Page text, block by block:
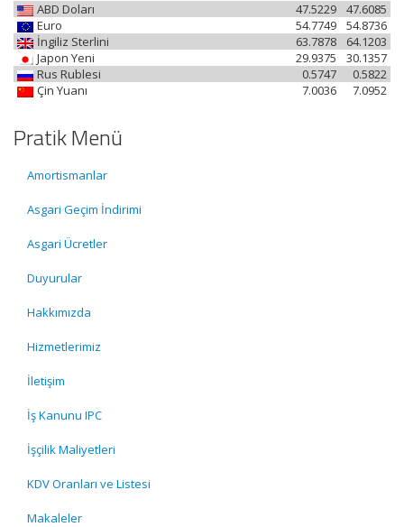
ABD Doları 47.6085
47.5229
Euro
54.8736
54.7749
İngiliz Sterlini
64.1203
63.7878
Japon Yeni
30.1357
29.9375
Rus Rublesi
0.5822
0.5747
Çin Yuanı
7.0952
7.0036
Pratik Menü
Amortismanlar
Asgari Geçim İndirimi
Asgari Ücretler
Duyurular
Hakkımızda
Hizmetlerimiz
İletişim
İş Kanunu IPC
İşçilik Maliyetleri
KDV Oranları ve Listesi
Makaleler